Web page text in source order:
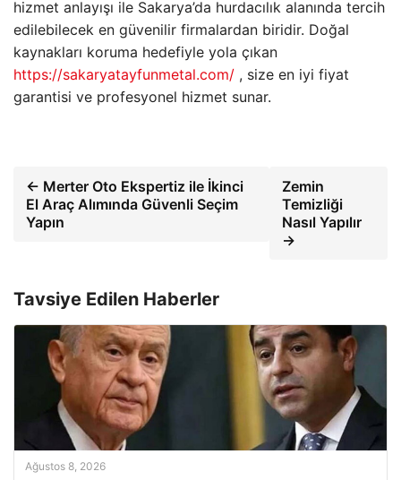
hizmet anlayışı ile Sakarya’da hurdacılık alanında tercih
edilebilecek en güvenilir firmalardan biridir. Doğal
kaynakları koruma hedefiyle yola çıkan
https://sakaryatayfunmetal.com/ , size en iyi fiyat
garantisi ve profesyonel hizmet sunar.
← Merter Oto Ekspertiz ile İkinci
El Araç Alımında Güvenli Seçim
Yapın
Zemin
Temizliği
Nasıl Yapılır
→
Tavsiye Edilen Haberler
Ağustos 8, 2026